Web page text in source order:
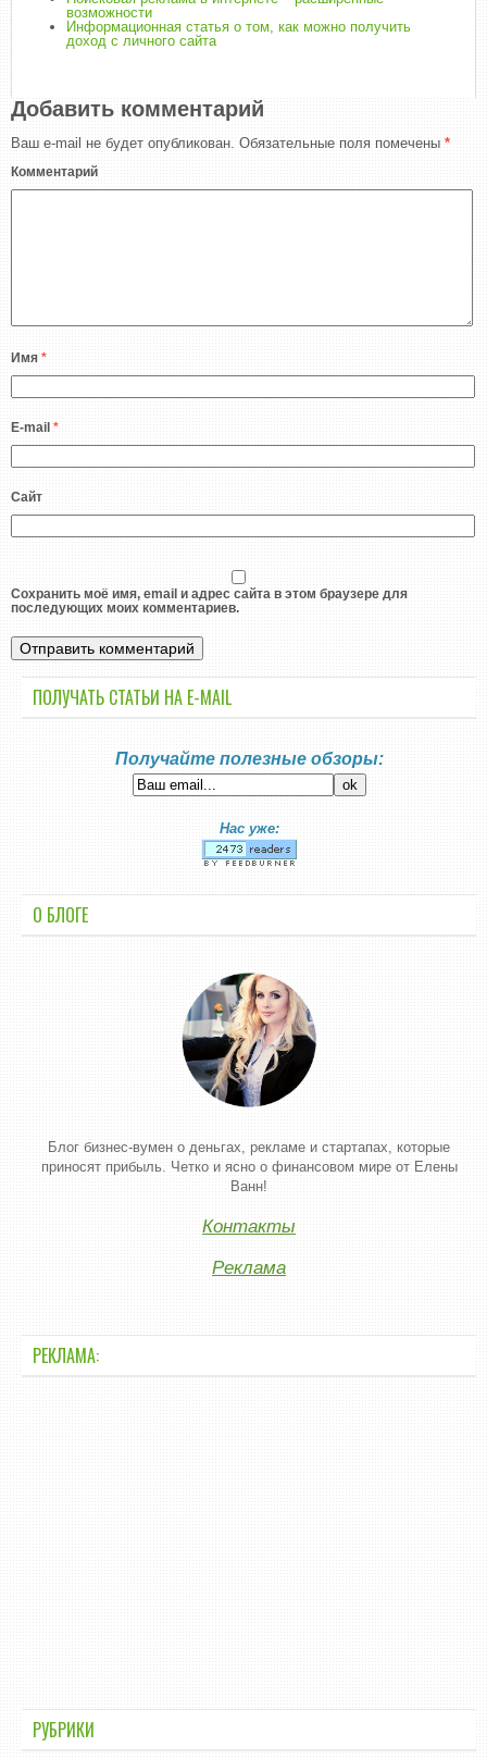
возможности
Информационная статья о том, как можно получить
доход с личного сайта
Добавить комментарий
Ваш e-mail не будет опубликован. Обязательные поля помечены *
Комментарий
Имя *
E-mail *
Сайт
Сохранить моё имя, email и адрес сайта в этом браузере для
последующих моих комментариев.
ПОЛУЧАТЬ СТАТЬИ НА E-MАIL
Получайте полезные обзоры:
Нас уже:
О БЛОГЕ
Блог бизнес-вумен о деньгах, рекламе и стартапах, которые
приносят прибыль. Четко и ясно о финансовом мире от Елены
Ванн!
Контакты
Реклама
РЕКЛАМА:
РУБРИКИ